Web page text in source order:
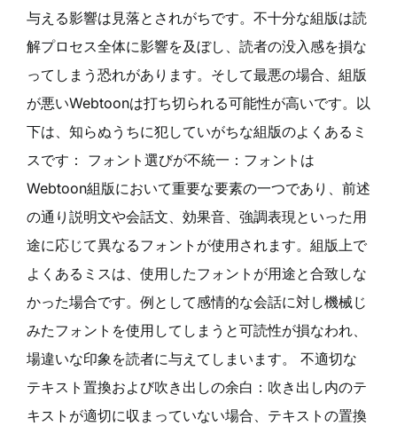
与える影響は見落とされがちです。不十分な組版は読
解プロセス全体に影響を及ぼし、読者の没入感を損な
ってしまう恐れがあります。そして最悪の場合、組版
が悪いWebtoonは打ち切られる可能性が高いです。以
下は、知らぬうちに犯していがちな組版のよくあるミ
スです： フォント選びが不統一：フォントは
Webtoon組版において重要な要素の一つであり、前述
の通り説明文や会話文、効果音、強調表現といった用
途に応じて異なるフォントが使用されます。組版上で
よくあるミスは、使用したフォントが用途と合致しな
かった場合です。例として感情的な会話に対し機械じ
みたフォントを使用してしまうと可読性が損なわれ、
場違いな印象を読者に与えてしまいます。 不適切な
テキスト置換および吹き出しの余白：吹き出し内のテ
キストが適切に収まっていない場合、テキストの置換